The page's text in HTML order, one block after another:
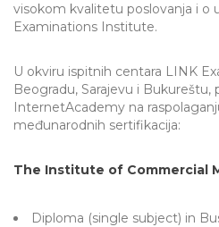
visokom kvalitetu poslovanja i o
Examinations Institute.
U okviru ispitnih centara LINK
Beogradu, Sarajevu i Bukureštu,
InternetAcademy na
međunarodnih sertifikacija:
The Institute of Commercial
Diploma (single subject) in